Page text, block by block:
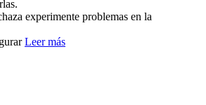
experimente problemas en la
Leer más